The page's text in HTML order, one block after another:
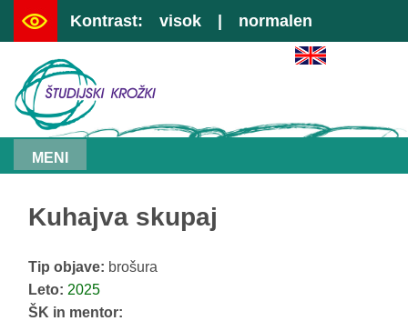
Kontrast: visok normalen
|preskoči na vsebino
MENI
Kuhajva skupaj
Tip objave: brošura
Leto: 2025
ŠK in mentor: